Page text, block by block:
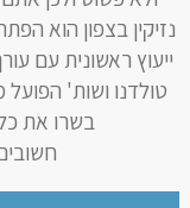
נזיקין בצפון הוא
ייעוץ ראשונית עם
טולדנו ושות'
בשרו את